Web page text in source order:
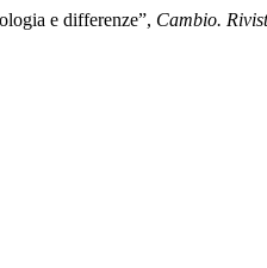
e differenze”, Cambio.